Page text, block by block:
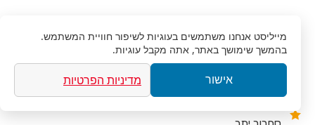
עיצוב קומפקטי לעבודה בחללים צרים
מייליסט אנחנו משתמשים בעוגיות לשיפור חוויית המשתמש.
בהמשך שימושך באתר, אתה מקבל עוגיות.
אישור מדיניות הפרטיות